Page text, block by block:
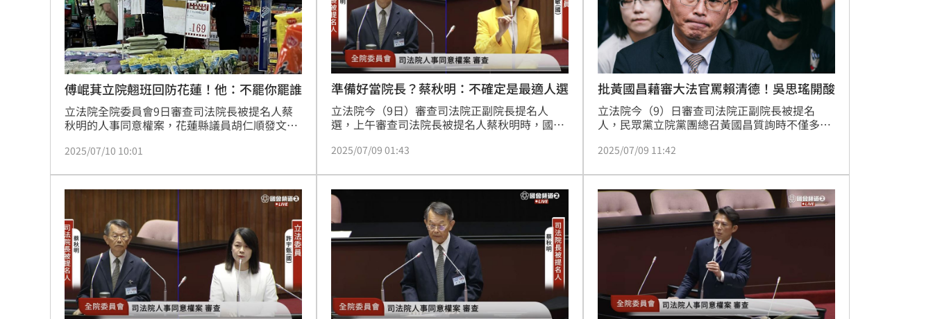
日本銀髮族瘋工作 逾4成想做到80歲
解散統促黨？他曝翁曉玲一招：恐白忙一場 04:58
台灣彩券開獎直播中 20:31
LIVE三立+24小時直播 15:27
三立iNEWS新聞台線上直播
商場戰國來臨 台中「頂奢大道」逐漸成形
台彩父親節推新刮刮樂千萬頭獎超「爸」氣
「拍片人的多重宇宙」職涯論壇9/12登場！ 10:30
8國球員齊聚高雄 Formosa 7s掀足球熱潮
理想混蛋號召粉絲跨海追星吃美食！ 18:15
傅崐萁立院翹班回防花蓮！他：不罷你罷誰
立法院全院委員會9日審查司法院長被提名人蔡
秋明的人事同意權案，花蓮縣議員胡仁順發文質
市「聊天」，未出現在立法院會，直言：「薪水
2025/07/10 10:01
準備好當院長？蔡秋明：不確定是最適人選
立法院今（9日）審查司法院正副院長提名人
選，上午審查司法院長被提名人蔡秋明時，國民
秋明則坦言，「我自己不確定我是不是最適合人
重要職務，除了能力跟經驗，人品很重要，自我
評價我覺得人品是好的。」
2025/07/09 01:43
批黃國昌藉審大法官罵賴清德！吳思瑤開酸
立法院今（9）日審查司法院正副院長被提名
人，民眾黨立院黨團總召黃國昌質詢時不僅多次
句句不離總統賴清德。民進黨立院黨團幹事長吳
清德單挑？她痛批，黃國昌永遠帶風向鼓吹民
粹，毫無司法高度，「還評鑑特優立委，哪裏特
優？是金酸莓獎」。
2025/07/09 11:42